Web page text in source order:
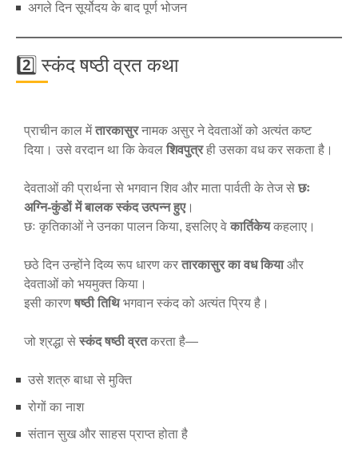
अगले दिन सूर्योदय के बाद पूर्ण भोजन
2️⃣ स्कंद षष्ठी व्रत कथा
प्राचीन काल मेंतारकासुरनामक असुर ने देवताओं को अत्यंत कष्ट
दिया। उसे वरदान था कि केवलशिवपुत्रही उसका वध कर सकता है।
देवताओं की प्रार्थना से भगवान शिव और माता पार्वती के तेज सेछः
अग्नि-कुंडों में बालक स्कंद उत्पन्न हुए।
छः कृतिकाओं ने उनका पालन किया, इसलिए वेकार्तिकेयकहलाए।
छठे दिन उन्होंने दिव्य रूप धारण करतारकासुर का वध कियाऔर
देवताओं को भयमुक्त किया।
इसी कारणषष्ठी तिथिभगवान स्कंद को अत्यंत प्रिय है।
जो श्रद्धा सेस्कंद षष्ठी व्रतकरता है—
उसे शत्रु बाधा से मुक्ति
रोगों का नाश
संतान सुख और साहस प्राप्त होता है